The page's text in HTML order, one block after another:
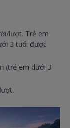
lượt. Trẻ em
3 tuổi được
(trẻ em dưới 3